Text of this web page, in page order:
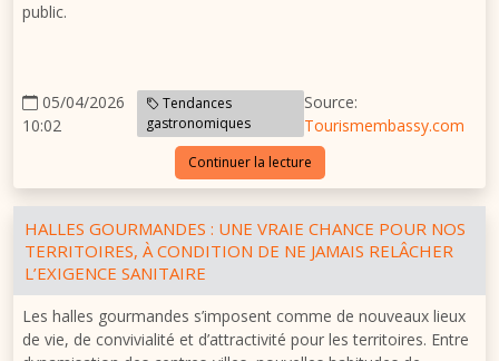
public.
05/04/2026
10:02
Tendances
gastronomiques
Source:
Tourismembassy.com
Continuer la lecture
HALLES GOURMANDES : UNE VRAIE CHANCE POUR NOS
TERRITOIRES, À CONDITION DE NE JAMAIS RELÂCHER
L’EXIGENCE SANITAIRE
Les halles gourmandes s’imposent comme de nouveaux lieux
de vie, de convivialité et d’attractivité pour les territoires. Entre